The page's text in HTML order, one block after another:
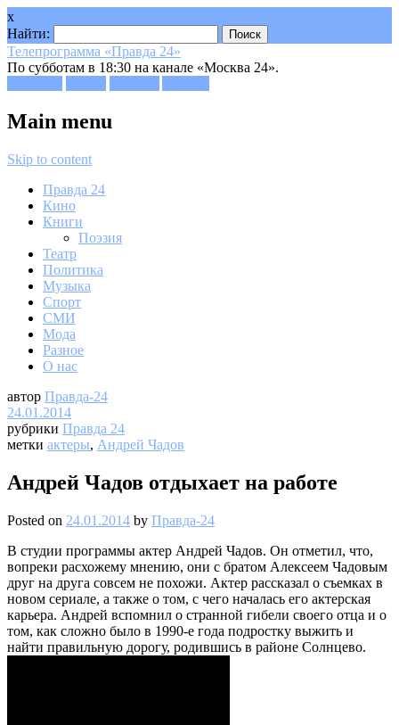
x
Найти:
Телепрограмма «Правда 24»
По субботам в 18:30 на канале «Москва 24».
Main menu
Skip to content
Правда 24
Кино
Книги
Поэзия
Театр
Политика
Музыка
Спорт
СМИ
Мода
Разное
О нас
автор Правда-24
24.01.2014
рубрики Правда 24
метки актеры, Андрей Чадов
Андрей Чадов отдыхает на работе
Posted on 24.01.2014 by Правда-24
В студии программы актер Андрей Чадов. Он отметил, что,
вопреки расхожему мнению, они с братом Алексеем Чадовым
друг на друга совсем не похожи. Актер рассказал о съемках в
новом сериале, а также о том, с чего началась его актерская
карьера. Андрей вспомнил о странной гибели своего отца и о
том, как сложно было в 1990-е года подростку выжить и
найти правильную дорогу, родившись в районе Солнцево.